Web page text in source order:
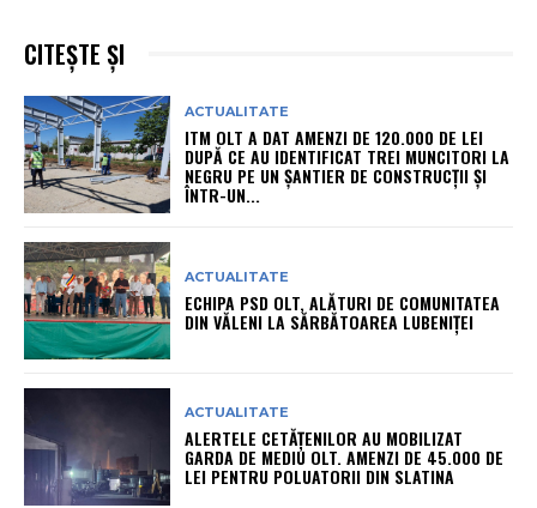
CITEȘTE ȘI
ACTUALITATE
ITM OLT A DAT AMENZI DE 120.000 DE LEI
DUPĂ CE AU IDENTIFICAT TREI MUNCITORI LA
NEGRU PE UN ȘANTIER DE CONSTRUCȚII ȘI
ÎNTR-UN...
ACTUALITATE
ECHIPA PSD OLT, ALĂTURI DE COMUNITATEA
DIN VĂLENI LA SĂRBĂTOAREA LUBENIȚEI
ACTUALITATE
ALERTELE CETĂȚENILOR AU MOBILIZAT
GARDA DE MEDIU OLT. AMENZI DE 45.000 DE
LEI PENTRU POLUATORII DIN SLATINA